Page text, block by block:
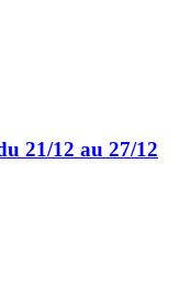
21/12 au 27/12